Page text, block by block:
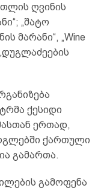
ღვინის
„შატო
მარანი“, „Wine
„დუგლაძეების
ქესიდი
ერთად,
ქართული
გამართა.
გამოფენა